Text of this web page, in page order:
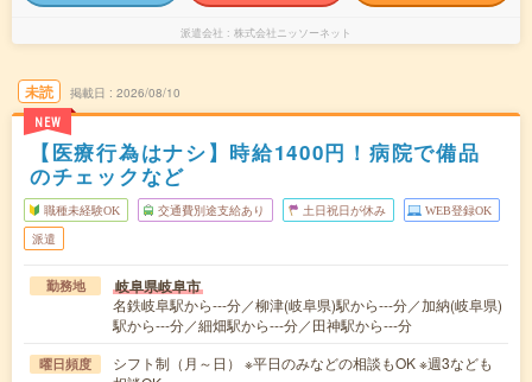
派遣会社 株式会社ニッソーネット
未読
NEW
掲載日 2026/08/10
【医療行為はナシ】時給1400円！病院で備品
のチェックなど
職種未経験OK 交通費別途支給あり 土日祝日が休み WEB登録OK
派遣
勤務地 岐阜県岐阜市
名鉄岐阜駅から---分／柳津(岐阜県)駅から---分／加納(岐阜県)
駅から---分／細畑駅から---分／田神駅から---分
曜日頻度
シフト制（月～日） ※平日のみなどの相談もOK ※週3なども